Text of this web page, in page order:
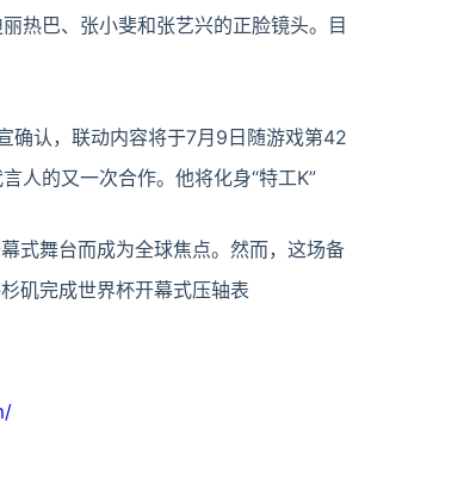
热巴、张小斐和张艺兴的正脸镜头。目
确认，联动内容将于7月9日随游戏第42
人的又一次合作。他将化身“特工K”
式舞台而成为全球焦点。然而，这场备
矶完成世界杯开幕式压轴表